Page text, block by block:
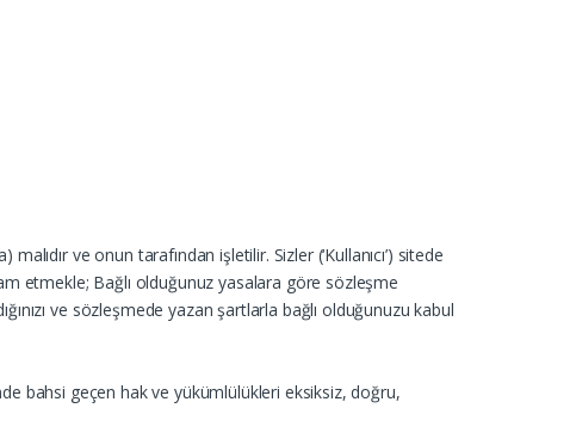
ve onun tarafından işletilir. Sizler (‘Kullanıcı’) sitede
etmekle; Bağlı olduğunuz yasalara göre sözleşme
ve sözleşmede yazan şartlarla bağlı olduğunuzu kabul
bahsi geçen hak ve yükümlülükleri eksiksiz, doğru,